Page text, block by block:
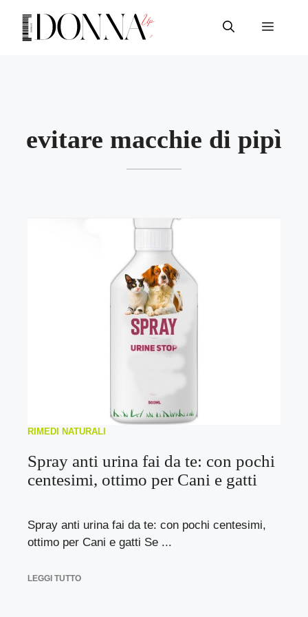
contenuto
Menu
evitare macchie di pipì
RIMEDI NATURALI
Spray anti urina fai da te: con pochi
centesimi, ottimo per Cani e gatti
Spray anti urina fai da te: con pochi centesimi,
ottimo per Cani e gatti Se ...
LEGGI TUTTO